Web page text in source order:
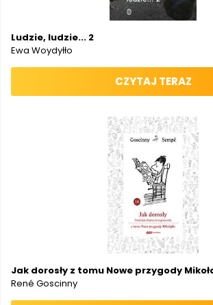
Ludzie, ludzie... 2
Ewa Woydyłło
CZYTAJ TERAZ
Jak dorosły z tomu Nowe przygody
René Goscinny